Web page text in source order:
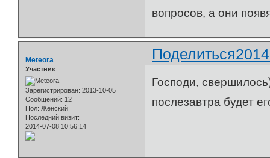
вопросов, а они
Поделиться
Meteora
Участник
Зарегистрирован: 2013-10-05
Сообщений: 12
Пол: Женский
Последний визит:
2014-07-08 10:56:14
Господи,
послезавтра будет